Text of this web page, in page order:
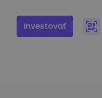
Investovať